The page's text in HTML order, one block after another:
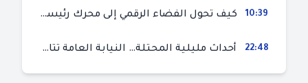
10:39 كيف تحول الفضاء الرقمي إلى محرك رئيسي لأحداث الهجرة في سبتة؟
22:48 أحداث مليلية المحتلة… النيابة العامة تتابع 50 متورطا في محاولة اقتحام السياح الحدودي بتهم ثقيلة